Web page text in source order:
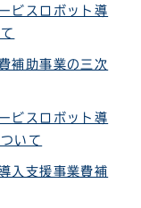
ビスロボット導
補助事業の三次
ビスロボット導
いて
入支援事業費補